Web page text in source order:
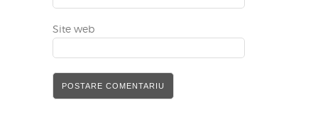
Site web